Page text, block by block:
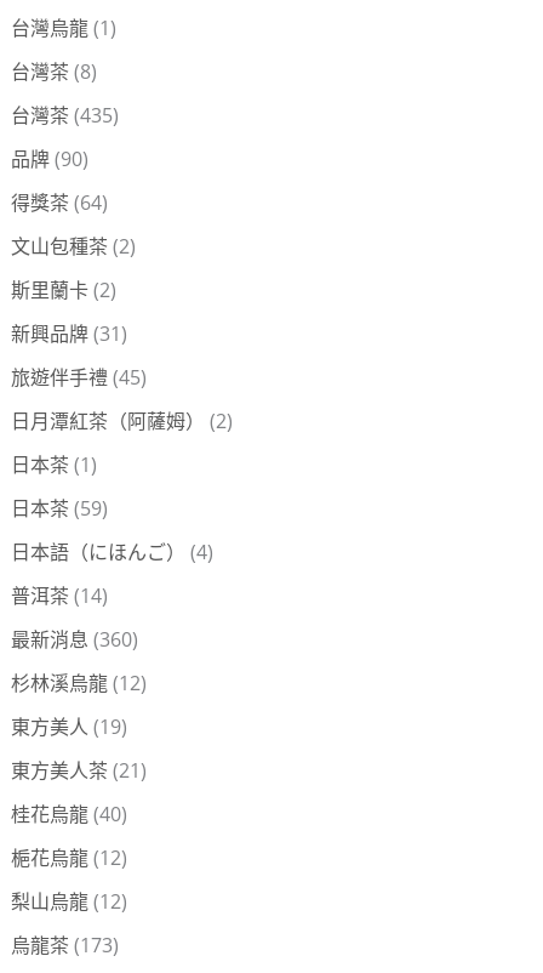
台灣烏龍(1)
台灣茶 (8)
台灣茶 (435)
品牌(90)
得獎茶 (64)
文山包種茶 (2)
斯里蘭卡(2)
新興品牌(31)
旅遊伴手禮(45)
日月潭紅茶（阿薩姆）
(2)
日本茶 (1)
日本茶 (59)
日本語（にほんご）
(4)
普洱茶 (14)
最新消息 (360)
杉林溪烏龍(12)
東方美人 (19)
東方美人茶 (21)
桂花烏龍(40)
梔花烏龍(12)
梨山烏龍(12)
烏龍茶 (173)